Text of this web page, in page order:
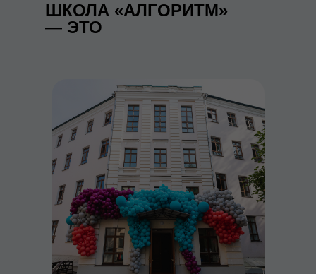
ШКОЛА «АЛГОРИТМ»
— ЭТО